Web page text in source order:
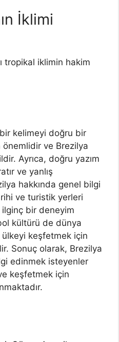
İklimi
tropikal iklimin hakim
kelimeyi doğru bir
önemlidir ve Brezilya
Ayrıca, doğru yazım
ve yanlış
hakkında genel bilgi
ve turistik yerleri
bir deneyim
kültürü de dünya
keşfetmek için
Sonuç olarak, Brezilya
edinmek isteyenler
keşfetmek için